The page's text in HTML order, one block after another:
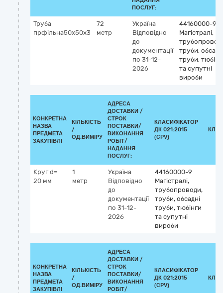
ПОСЛУГ:
Труба
прфільна50х50х3
72
метр
Україна
Відповідно
до
документації
по 31-12-
2026
44160000-9
Магістралі,
труби,
труби,
та супутні
вироби
КОНКРЕТНА
НАЗВА
ПРЕДМЕТА
ЗАКУПІВЛІ
КІЛЬКІСТЬ
/
ОД.ВИМІРУ
АДРЕСА
ДОСТАВКИ /
СТРОК
ПОСТАВКИ/
ВИКОНАННЯ
РОБІТ/
НАДАННЯ
ПОСЛУГ:
КЛАСИФІКАТОР
ДК 021:2015
(CPV)
Круг d=
20 мм
1
метр
Україна
Відповідно
до
документації
по 31-12-
2026
44160000-9
Магістралі,
трубопроводи,
труби, обсадні
труби, тюбінги
та супутні
вироби
КОНКРЕТНА
НАЗВА
ПРЕДМЕТА
ЗАКУПІВЛІ
КІЛЬКІСТЬ
/
ОД.ВИМІРУ
АДРЕСА
ДОСТАВКИ /
СТРОК
ПОСТАВКИ/
ВИКОНАННЯ
РОБІТ/
КЛАСИФІКАТОР
ДК 021:2015
(CPV)